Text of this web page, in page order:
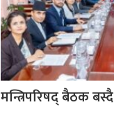
मन्त्रिपरिषद् बैठक बस्दै